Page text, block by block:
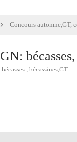
bécasses,
, bécassines,GT